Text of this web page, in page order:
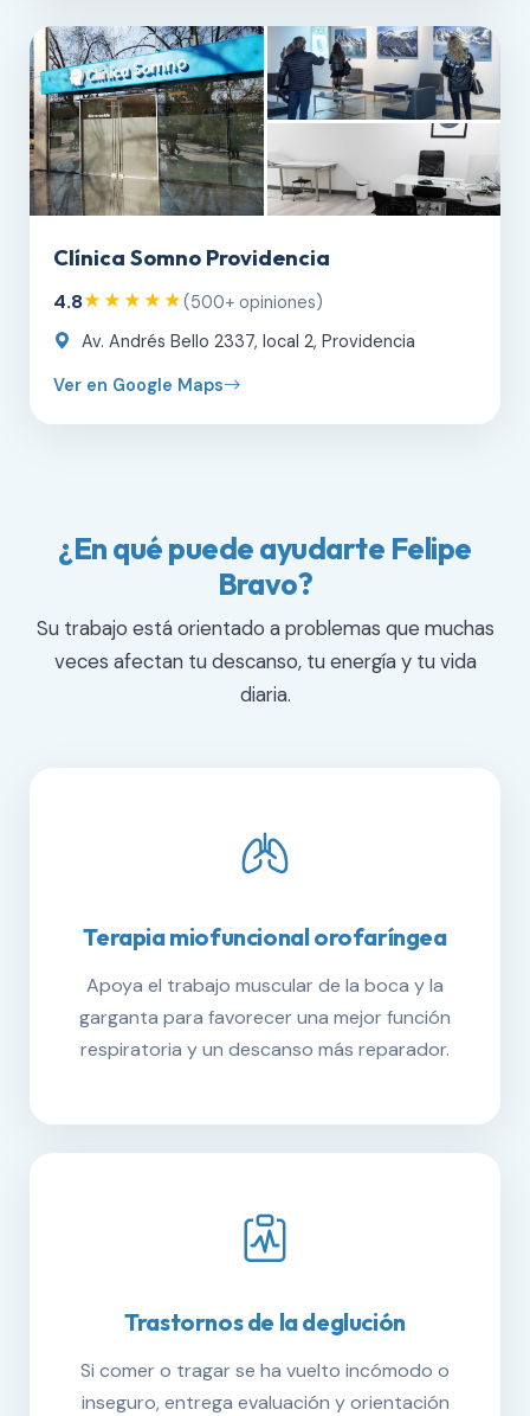
Clínica Somno Providencia
4.8★★★★★(500+ opiniones)
Av. Andrés Bello 2337, local 2, Providencia
Ver en Google Maps
¿En qué puede ayudarte Felipe
Bravo?
Su trabajo está orientado a problemas que muchas
veces afectan tu descanso, tu energía y tu vida
diaria.
Terapia miofuncional orofaríngea
Apoya el trabajo muscular de la boca y la
garganta para favorecer una mejor función
respiratoria y un descanso más reparador.
Trastornos de la deglución
Si comer o tragar se ha vuelto incómodo o
inseguro, entrega evaluación y orientación